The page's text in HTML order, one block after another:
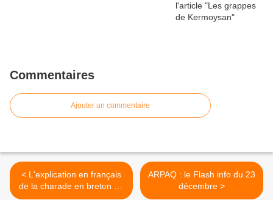
Commentaires
Ajouter un commentaire
< L'explication en français
de la charade en breton de
hier
ARPAQ : le Flash info du 23
décembre >